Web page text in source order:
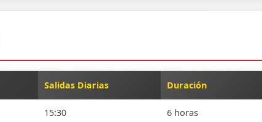
Salidas Diarias Duración
15:30 6 horas